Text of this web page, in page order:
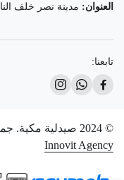
العنوان: مدينة نصر خلف
تابعنا:
© 2024 صيدلية مكية. جميع الحقوق محفوظة. تم التطوير بواسطة
Innovit Agency